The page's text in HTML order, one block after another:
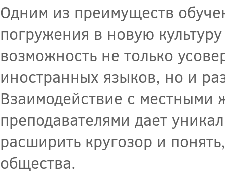
Одним из преимуществ
погружения в новую
возможность не только
иностранных языков, но и
Взаимодействие с местными
преподавателями дает
расширить кругозор и
общества.